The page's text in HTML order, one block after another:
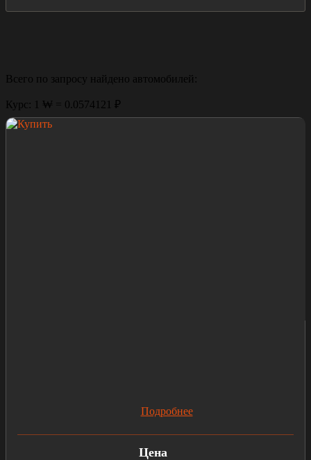
Всего по запросу найдено автомобилей:
Курс: 1 ₩ = 0.0574121 ₽
Подробнее
Цена